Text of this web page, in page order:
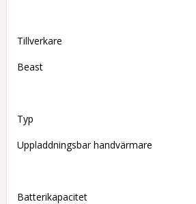
Tillverkare
Beast
Typ
Uppladdningsbar handvärmare
Batterikapacitet